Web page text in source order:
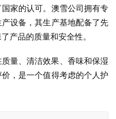
家的认可。澳雪公司拥有专
设备，其生产基地配备了先
产品的质量和安全性。
量、清洁效果、香味和保湿
，是一个值得考虑的个人护